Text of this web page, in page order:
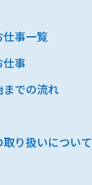
事一覧
仕事
での流れ
り扱いについて